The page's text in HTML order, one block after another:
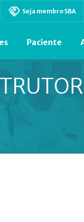
Seja membro SBA
Paciente